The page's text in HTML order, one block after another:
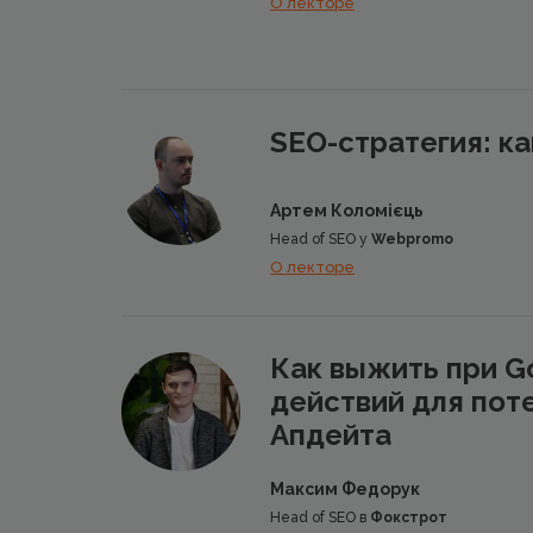
SEO-стратегия:
Артем Коломієць
Head of SEO у Webpromo
О лекторе
Как выжить при
действий для
Апдейта
Максим Федорук
​Head of SEO в Фокстрот